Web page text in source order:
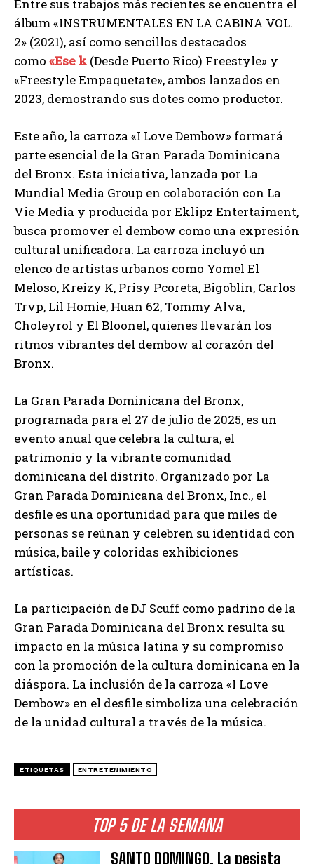
TOP 5 DE LA SEMANA
SANTO DOMINGO. La pesista
Entre sus trabajos más recientes se encuentra el
álbum «INSTRUMENTALES EN LA CABINA VOL.
2» (2021), así como sencillos destacados
como «Ese k (Desde Puerto Rico) Freestyle» y
«Freestyle Empaquetate», ambos lanzados en
2023, demostrando sus dotes como productor.
Este año, la carroza «I Love Dembow» formará
parte esencial de la Gran Parada Dominicana
del Bronx. Esta iniciativa, lanzada por La
Mundial Media Group en colaboración con La
Vie Media y producida por Eklipz Entertaiment,
busca promover el dembow como una expresión
cultural unificadora. La carroza incluyó un
elenco de artistas urbanos como Yomel El
Meloso, Kreizy K, Prisy Pcoreta, Bigoblin, Carlos
Trvp, Lil Homie, Huan 62, Tommy Alva,
Choleyrol y El Bloonel, quienes llevarán los
ritmos vibrantes del dembow al corazón del
Bronx.
La Gran Parada Dominicana del Bronx,
programada para el 27 de julio de 2025, es un
evento anual que celebra la cultura, el
patrimonio y la vibrante comunidad
dominicana del distrito. Organizado por La
Gran Parada Dominicana del Bronx, Inc., el
desfile es una oportunidad para que miles de
personas se reúnan y celebren su identidad con
música, baile y coloridas exhibiciones
artísticas.
La participación de DJ Scuff como padrino de la
Gran Parada Dominicana del Bronx resulta su
impacto en la música latina y su compromiso
con la promoción de la cultura dominicana en la
diáspora. La inclusión de la carroza «I Love
Dembow» en el desfile simboliza una celebración
de la unidad cultural a través de la música.
ETIQUETAS ENTRETENIMIENTO